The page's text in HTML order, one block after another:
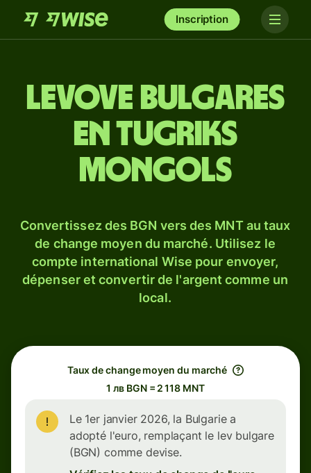
Inscription
Levove bulgares
en tugriks
mongols
Convertissez des BGN vers des MNT au taux
de change moyen du marché. Utilisez le
compte international Wise pour envoyer,
dépenser et convertir de l'argent comme un
local.
Taux de change moyen du marché
1 лв BGN = 2 118 MNT
Le 1er janvier 2026, la Bulgarie a
adopté l'euro, remplaçant le lev bulgare
(BGN) comme devise.